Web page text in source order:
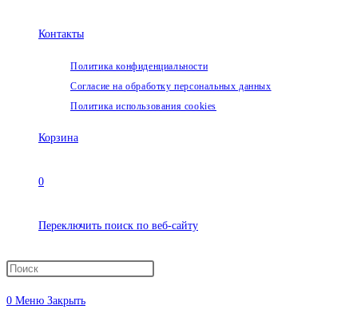
Контакты
Политика конфиденциальности
Согласие на обработку персональных данных
Политика использования cookies
Корзина
0
Переключить поиск по веб-сайту
0 Меню Закрыть